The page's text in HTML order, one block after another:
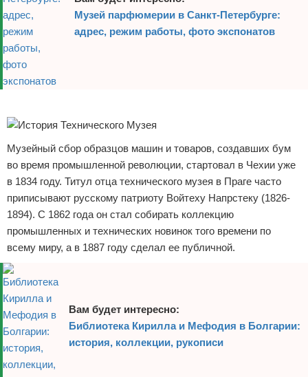
Музей парфюмерии в Санкт-Петербурге:
адрес, режим работы, фото экспонатов
Музейный сбор образцов машин и товаров, создавших бум
во время промышленной революции, стартовал в Чехии уже
в 1834 году. Титул отца технического музея в Праге часто
приписывают русскому патриоту Войтеху Напрстеку (1826-
1894). С 1862 года он стал собирать коллекцию
промышленных и технических новинок того времени по
всему миру, а в 1887 году сделал ее публичной.
Вам будет интересно:
Библиотека Кирилла и Мефодия в Болгарии:
история, коллекции, рукописи